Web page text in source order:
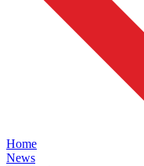
Home
News